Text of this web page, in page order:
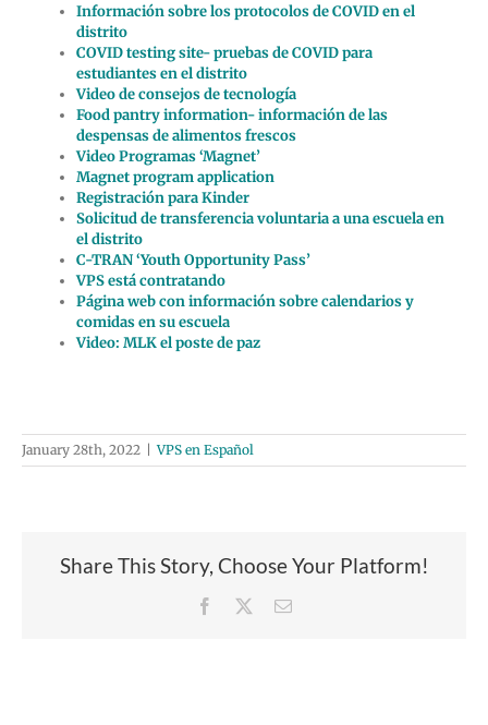
Información sobre los protocolos de COVID en el
distrito
COVID testing site- pruebas de COVID para
estudiantes en el distrito
Video de consejos de tecnología
Food pantry information- información de las
despensas de alimentos frescos
Video Programas ‘Magnet’
Magnet program application
Registración para Kinder
Solicitud de transferencia voluntaria a una escuela en
el distrito
C-TRAN ‘Youth Opportunity Pass’
VPS está contratando
Página web con información sobre calendarios y
comidas en su escuela
Video: MLK el poste de paz
January 28th, 2022 VPS en Español
Share This Story, Choose Your Platform!
Facebook Email